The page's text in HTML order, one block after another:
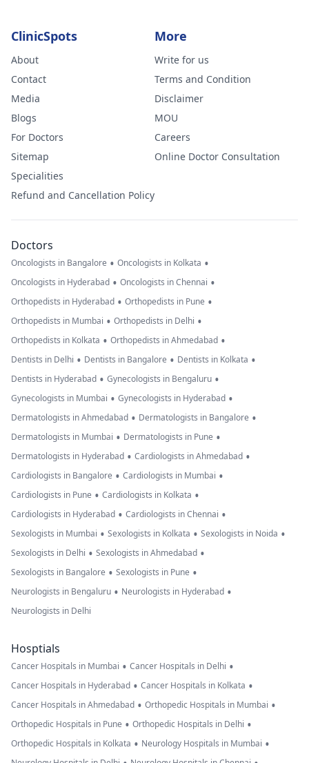
ClinicSpots
About
Contact
Media
Blogs
For Doctors
Sitemap
Specialities
Refund and Cancellation Policy
More
Write for us
Terms and Condition
Disclaimer
MOU
Careers
Online Doctor Consultation
Doctors
Oncologists in Bangalore • Oncologists in Kolkata •
Oncologists in Hyderabad • Oncologists in Chennai •
Orthopedists in Hyderabad • Orthopedists in Pune •
Orthopedists in Mumbai • Orthopedists in Delhi •
Orthopedists in Kolkata • Orthopedists in Ahmedabad •
Dentists in Delhi • Dentists in Bangalore • Dentists in Kolkata •
Dentists in Hyderabad • Gynecologists in Bengaluru •
Gynecologists in Mumbai • Gynecologists in Hyderabad •
Dermatologists in Ahmedabad • Dermatologists in Bangalore •
Dermatologists in Mumbai • Dermatologists in Pune •
Dermatologists in Hyderabad • Cardiologists in Ahmedabad •
Cardiologists in Bangalore • Cardiologists in Mumbai •
Cardiologists in Pune • Cardiologists in Kolkata •
Cardiologists in Hyderabad • Cardiologists in Chennai •
Sexologists in Mumbai • Sexologists in Kolkata • Sexologists in Noida •
Sexologists in Delhi • Sexologists in Ahmedabad •
Sexologists in Bangalore • Sexologists in Pune •
Neurologists in Bengaluru • Neurologists in Hyderabad •
Neurologists in Delhi
Hosptials
Cancer Hospitals in Mumbai • Cancer Hospitals in Delhi •
Cancer Hospitals in Hyderabad • Cancer Hospitals in Kolkata •
Cancer Hospitals in Ahmedabad • Orthopedic Hospitals in Mumbai •
Orthopedic Hospitals in Pune • Orthopedic Hospitals in Delhi •
Orthopedic Hospitals in Kolkata • Neurology Hospitals in Mumbai •